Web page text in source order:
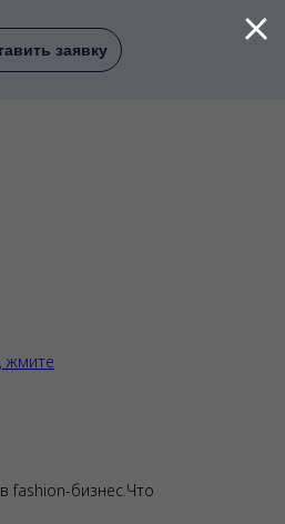
заявку
жмите
fashion-бизнес.Что